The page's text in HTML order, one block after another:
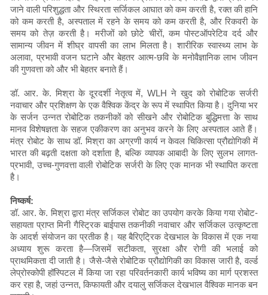
जाने वाली परिशुद्धता और स्थिरता सर्जिकल आघात को कम करती है, रक्त की हानि
को कम करती है, अस्पताल में रहने के समय को कम करती है, और रिकवरी के
समय को तेज़ करती है। मरीजों को छोटे चीरों, कम पोस्टऑपरेटिव दर्द और
सामान्य जीवन में शीघ्र वापसी का लाभ मिलता है। शारीरिक स्वास्थ्य लाभ के
अलावा, प्रभावी वजन घटाने और बेहतर आत्म-छवि के मनोवैज्ञानिक लाभ जीवन
की गुणवत्ता को और भी बेहतर बनाते हैं।
डॉ. आर. के. मिश्रा के दूरदर्शी नेतृत्व में, WLH ने खुद को रोबोटिक सर्जरी
नवाचार और प्रशिक्षण के एक वैश्विक केंद्र के रूप में स्थापित किया है। दुनिया भर
के सर्जन उन्नत रोबोटिक तकनीकों को सीखने और रोबोटिक बुद्धिमत्ता के साथ
मानव विशेषज्ञता के सहज एकीकरण का अनुभव करने के लिए अस्पताल आते हैं।
मंत्र रोबोट के साथ डॉ. मिश्रा का अग्रणी कार्य न केवल चिकित्सा प्रौद्योगिकी में
भारत की बढ़ती दक्षता को दर्शाता है, बल्कि व्यापक आबादी के लिए सुलभ लागत-
प्रभावी, उच्च-गुणवत्ता वाली रोबोटिक सर्जरी के लिए एक मानक भी स्थापित करता
है।
निष्कर्ष:
डॉ. आर. के. मिश्रा द्वारा मंत्र सर्जिकल रोबोट का उपयोग करके किया गया रोबोट-
सहायता प्राप्त मिनी गैस्ट्रिक बाईपास तकनीकी नवाचार और सर्जिकल उत्कृष्टता
के आदर्श संयोजन का प्रतीक है। यह बैरिएट्रिक देखभाल के विकास में एक नया
अध्याय शुरू करता है—जिसमें सटीकता, सुरक्षा और रोगी की भलाई को
प्राथमिकता दी जाती है। जैसे-जैसे रोबोटिक प्रौद्योगिकी का विकास जारी है, वर्ल्ड
लेप्रोस्कोपी हॉस्पिटल में किया जा रहा परिवर्तनकारी कार्य भविष्य का मार्ग प्रशस्त
कर रहा है, जहां उन्नत, किफायती और दयालु सर्जिकल देखभाल वैश्विक मानक बन